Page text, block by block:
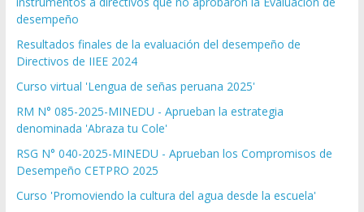
desempeño
Resultados finales de la evaluación del desempeño de
Directivos de IIEE 2024
Curso virtual 'Lengua de señas peruana 2025'
RM N° 085-2025-MINEDU - Aprueban la estrategia
denominada 'Abraza tu Cole'
RSG N° 040-2025-MINEDU - Aprueban los Compromisos de
Desempeño CETPRO 2025
Curso 'Promoviendo la cultura del agua desde la escuela'